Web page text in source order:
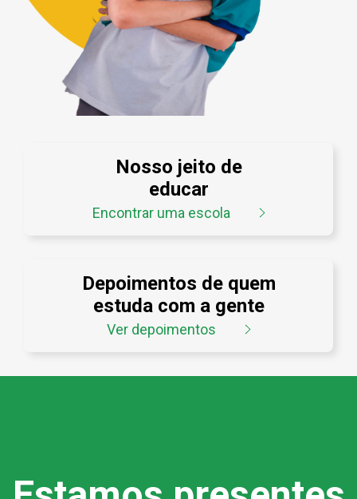
Nosso jeito de
educar
Encontrar uma escola
Depoimentos de quem
estuda com a gente
Ver depoimentos